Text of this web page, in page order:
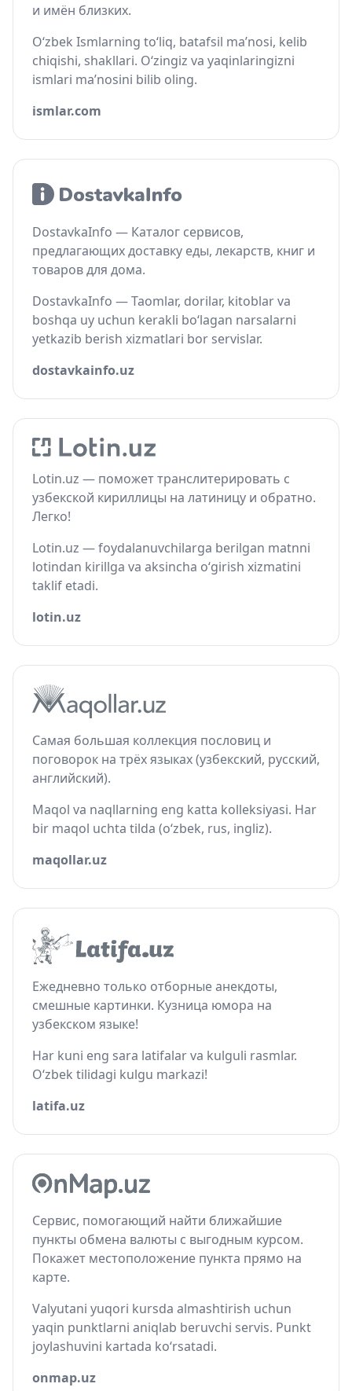
и имён близких.
O‘zbek Ismlarning to‘liq, batafsil ma’nosi, kelib
chiqishi, shakllari. O‘zingiz va yaqinlaringizni
ismlari ma’nosini bilib oling.
ismlar.com
DostavkaInfo — Каталог сервисов,
предлагающих доставку еды, лекарств, книг и
товаров для дома.
DostavkaInfo — Taomlar, dorilar, kitoblar va
boshqa uy uchun kerakli bo‘lagan narsalarni
yetkazib berish xizmatlari bor servislar.
dostavkainfo.uz
Lotin.uz — поможет транслитерировать с
узбекской кириллицы на латиницу и обратно.
Легко!
Lotin.uz — foydalanuvchilarga berilgan matnni
lotindan kirillga va aksincha o‘girish xizmatini
taklif etadi.
lotin.uz
Самая большая коллекция пословиц и
поговорок на трёх языках (узбекский, русский,
английский).
Maqol va naqllarning eng katta kolleksiyasi. Har
bir maqol uchta tilda (o‘zbek, rus, ingliz).
maqollar.uz
Ежедневно только отборные анекдоты,
смешные картинки. Кузница юмора на
узбекском языке!
Har kuni eng sara latifalar va kulguli rasmlar.
O‘zbek tilidagi kulgu markazi!
latifa.uz
Сервис, помогающий найти ближайшие
пункты обмена валюты с выгодным курсом.
Покажет местоположение пункта прямо на
карте.
Valyutani yuqori kursda almashtirish uchun
yaqin punktlarni aniqlab beruvchi servis. Punkt
joylashuvini kartada ko‘rsatadi.
onmap.uz